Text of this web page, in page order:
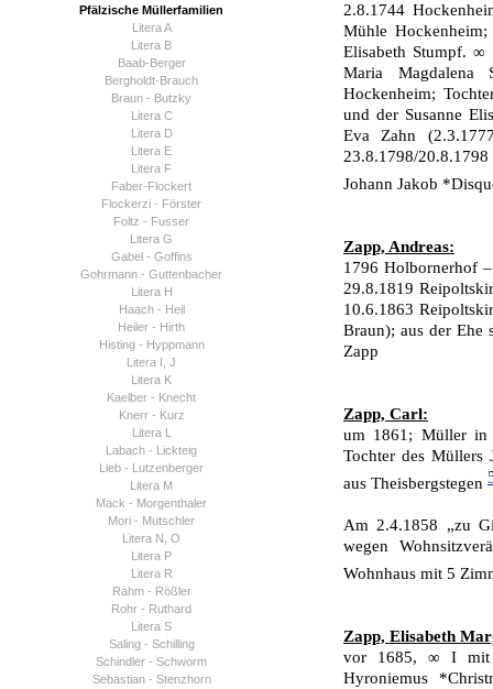
2.8.1744
Mühle
Elisabeth Stumpf. ∞
Maria
Hockenheim;
und der Susanne
Eva Zahn
23.8.1798­/
Johann Jakob
Zapp, Andreas:
1796 Holbornerhof
29.8.1819
10.6.1863
Braun); aus der Ehe
Zapp
Zapp, Carl:
um 1861; Müller in
Tochter des Müllers
aus Theisbergstegen
Am 2.4.1858 „zu
wegen
Wohnhaus mit 5
Zapp, Elisabeth
vor 1685, ∞ I mit
Hyroniemus
Pfälzische Müllerfamilien
Litera A
Litera B
Baab-Berger
Bergholdt-Brauch
Braun - Butzky
Litera C
Litera D
Litera E
Litera F
Faber-Flockert
Flockerzi - Förster
Foltz - Fusser
Litera G
Gabel - Goffins
Gohrmann - Guttenbacher
Litera H
Haach - Heil
Heiler - Hirth
Histing - Hyppmann
Litera I, J
Litera K
Kaelber - Knecht
Knerr - Kurz
Litera L
Labach - Lickteig
Lieb - Lutzenberger
Litera M
Mack - Morgenthaler
Mori - Mutschler
Litera N, O
Litera P
Litera R
Rahm - Rößler
Rohr - Ruthard
Litera S
Saling - Schilling
Schindler - Schworm
Sebastian - Stenzhorn